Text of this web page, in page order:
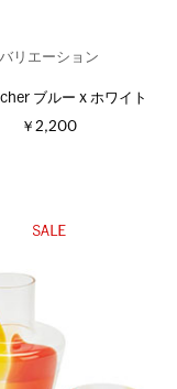
バリエーション
ブルー x ホワイト
￥2,200